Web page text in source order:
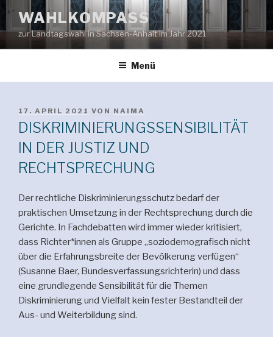
Inhalt
springen
WAHLKOMPASS
zur Landtagswahl in Sachsen-Anhalt im Jahr 2021
Menü
VERÖFFENTLICHT
AM
17. APRIL 2021 VON NAIMA
DISKRIMINIERUNGSSENSIBILITÄT
IN DER JUSTIZ UND
RECHTSPRECHUNG
Der rechtliche Diskriminierungsschutz bedarf der
praktischen Umsetzung in der Rechtsprechung durch die
Gerichte. In Fachdebatten wird immer wieder kritisiert,
dass Richter*innen als Gruppe „soziodemografisch nicht
über die Erfahrungsbreite der Bevölkerung verfügen“
(Susanne Baer, Bundesverfassungsrichterin) und dass
eine grundlegende Sensibilität für die Themen
Diskriminierung und Vielfalt kein fester Bestandteil der
Aus- und Weiterbildung sind.